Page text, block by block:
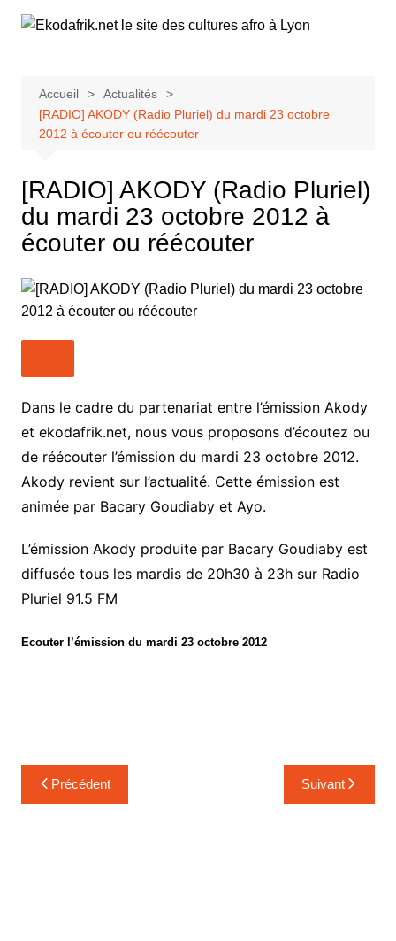
Accueil
Actualités
[RADIO] AKODY (Radio Pluriel) du mardi 23 octobre
2012 à écouter ou réécouter
[RADIO] AKODY (Radio Pluriel)
du mardi 23 octobre 2012 à
écouter ou réécouter
Dans le cadre du partenariat entre l’émission Akody
et ekodafrik.net, nous vous proposons d’écoutez ou
de réécouter l’émission du mardi 23 octobre 2012.
Akody revient sur l’actualité. Cette émission est
animée par Bacary Goudiaby et Ayo.
L’émission Akody produite par Bacary Goudiaby est
diffusée tous les mardis de 20h30 à 23h sur Radio
Pluriel 91.5 FM
Ecouter l’émission du mardi 23 octobre 2012
Navigation
de
Précédent Suivant